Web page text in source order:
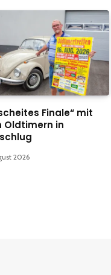
Finale“ mit
Oldtimern in
2026